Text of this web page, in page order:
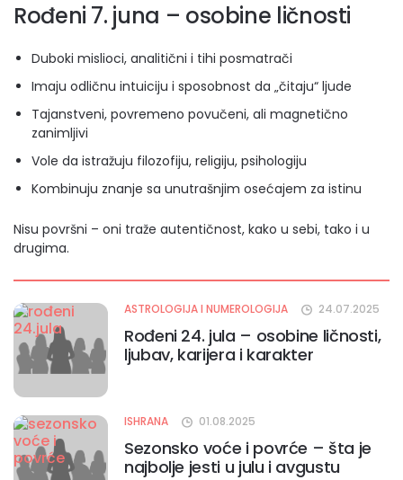
Rođeni 7. juna – osobine ličnosti
Duboki mislioci, analitični i tihi posmatrači
Imaju odličnu intuiciju i sposobnost da „čitaju“ ljude
Tajanstveni, povremeno povučeni, ali magnetično
zanimljivi
Vole da istražuju filozofiju, religiju, psihologiju
Kombinuju znanje sa unutrašnjim osećajem za istinu
Nisu površni – oni traže autentičnost, kako u sebi, tako i u
drugima.
ASTROLOGIJA I NUMEROLOGIJA 24.07.2025
Rođeni 24. jula – osobine ličnosti,
ljubav, karijera i karakter
ISHRANA 01.08.2025
Sezonsko voće i povrće – šta je
najbolje jesti u julu i avgustu